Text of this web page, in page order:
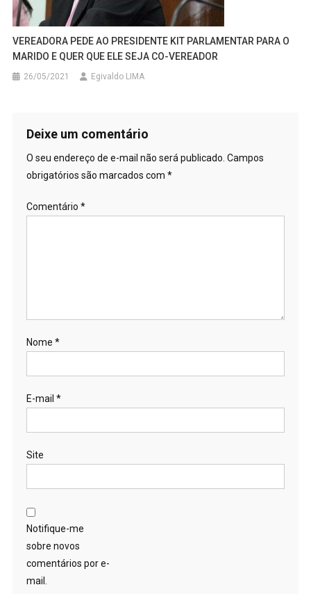
VEREADORA PEDE AO PRESIDENTE KIT PARLAMENTAR PARA O
MARIDO E QUER QUE ELE SEJA CO-VEREADOR
26/05/2021 Egivaldo LIMA
Deixe um comentário
O seu endereço de e-mail não será publicado. Campos
obrigatórios são marcados com *
Comentário *
Nome *
E-mail *
Site
Notifique-me
sobre novos
comentários por e-
mail.